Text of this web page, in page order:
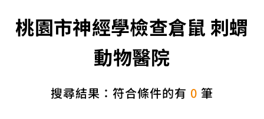
桃園市神經學檢查倉鼠 刺蝟
動物醫院
搜尋結果：符合條件的有 0 筆